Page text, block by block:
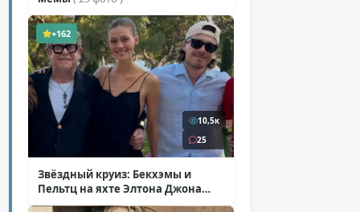
+162
10,5к
25
Звёздный круиз: Бекхэмы и
Пельтц на яхте Элтона Джона
( 12 фото )